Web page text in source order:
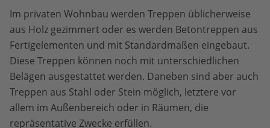
Im privaten Wohnbau werden Treppen üblicherweise
aus Holz gezimmert oder es werden Betontreppen aus
Fertigelementen und mit Standardmaßen eingebaut.
Diese Treppen können noch mit unterschiedlichen
Belägen ausgestattet werden. Daneben sind aber auch
Treppen aus Stahl oder Stein möglich, letztere vor
allem im Außenbereich oder in Räumen, die
repräsentative Zwecke erfüllen.